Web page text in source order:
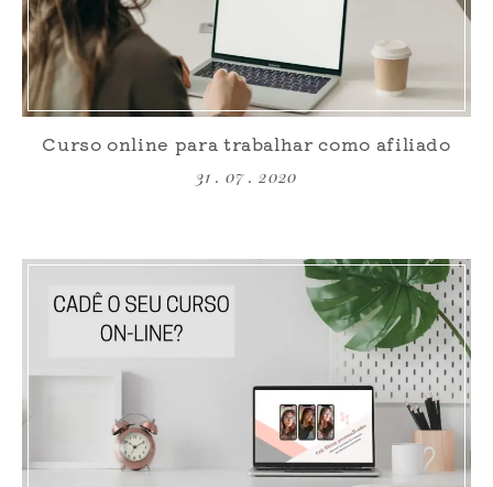
Curso online para trabalhar como afiliado
31 . 07 . 2020